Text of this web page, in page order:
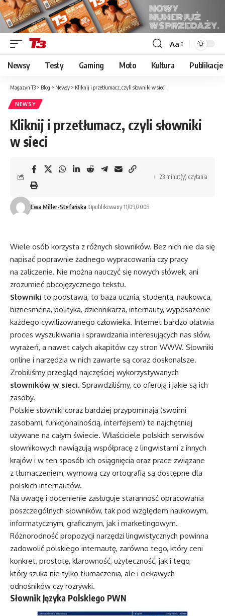
Font
Resizer
Aa
Newsy Testy Gaming Moto Kultura Publikacje
Magazyn T3 > Blog > Newsy > Kliknij i przetłumacz, czyli słowniki w sieci
NEWSY
Kliknij i przetłumacz, czyli słowniki
w sieci
Ewa Miller-Stefańska Opublikowany 11/09/2008
23 minut(y) czytania
Wiele osób korzysta z różnych słowników. Bez nich nie da się
napisać poprawnie żadnego wypracowania czy pracy
na zaliczenie. Nie można nauczyć się nowych słówek, ani
zrozumieć obcojęzycznego tekstu.
Słowniki to podstawa, to baza ucznia, studenta, naukowca,
biznesmena, polityka, dziennikarza, internauty, wyposażenie
każdego cywilizowanego człowieka. Internet bardzo ułatwia
proces wyszukiwania i sprawdzania interesujących nas słów,
wyrażeń, a nawet całych akapitów czy stron WWW. Słowniki
online i narzędzia w nich zawarte są coraz doskonalsze.
Zrobiliśmy przegląd najczęściej wykorzystywanych
słowników w sieci. Sprawdziliśmy, co oferują i jakie są ich
zasoby.
Polskie słowniki coraz bardziej przypominają (swoimi
zasobami, funkcjonalnością, interfejsem) te najchętniej
używane na całym świecie. Właściciele polskich serwisów
słownikowych nawiązują współpracę z lingwistami z innych
krajów i w ten sposób ich osiągnięcia oraz prace związane
z tłumaczeniem, wymową czy ortografią są dostępne dla
polskich internautów.
Na uwagę i docenienie zasługuje staranność opracowania
poszczególnych słowników, tak pod względem naukowym,
informatycznym, graficznym, jak i marketingowym.
Różnorodność propozycji narzędzi lingwistycznych powinna
zadowolić polskiego internautę, zarówno tego, który ceni
konkret, prostotę, klarowność, użyteczność, jak i tego,
który szuka nie tylko tłumaczenia, ale i ciekawych
odnośników czy rozrywki.
Słownik Języka Polskiego PWN